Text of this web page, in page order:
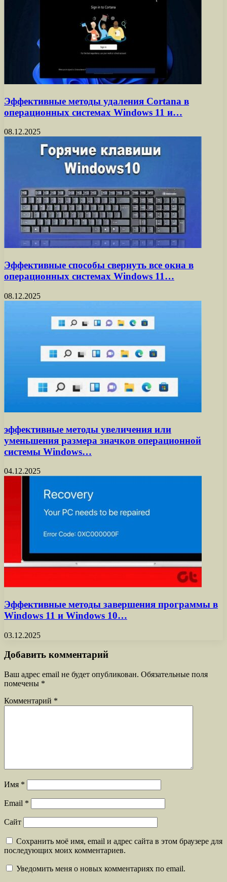
Эффективные методы удаления Cortana в
операционных системах Windows 11 и…
08.12.2025
Эффективные способы свернуть все окна в
операционных системах Windows 11…
08.12.2025
эффективные методы увеличения или
уменьшения размера значков операционной
системы Windows…
04.12.2025
Эффективные методы завершения программы в
Windows 11 и Windows 10…
03.12.2025
Добавить комментарий
Ваш адрес email не будет опубликован. Обязательные поля
помечены *
Комментарий *
Имя *
Email *
Сайт
Сохранить моё имя, email и адрес сайта в этом браузере для
последующих моих комментариев.
Уведомить меня о новых комментариях по email.